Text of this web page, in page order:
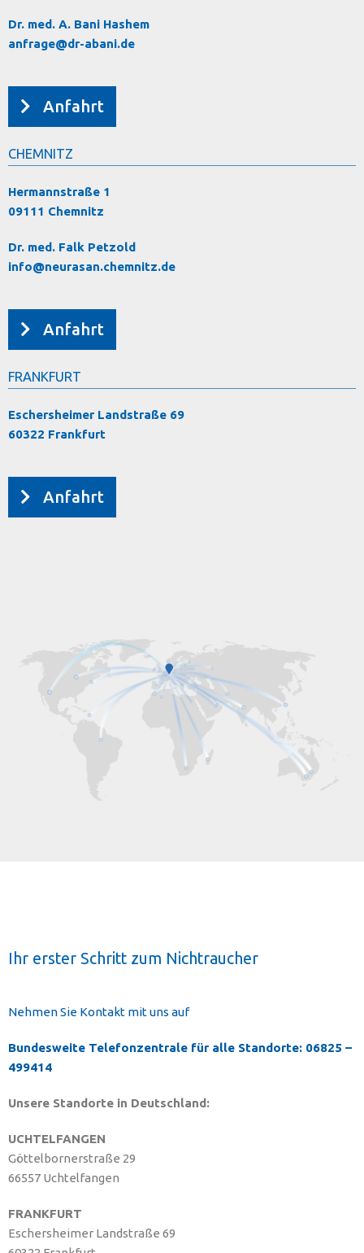
Dr. med. A. Bani Hashem
anfrage@dr-abani.de
Anfahrt
CHEMNITZ
Hermannstraße 1
09111 Chemnitz
Dr. med. Falk Petzold
info@neurasan.chemnitz.de
Anfahrt
FRANKFURT
Eschersheimer Landstraße 69
60322 Frankfurt
Anfahrt
Ihr erster Schritt zum Nichtraucher
Nehmen Sie Kontakt mit uns auf
Bundesweite Telefonzentrale für alle Standorte: 06825 –
499414
Unsere Standorte in Deutschland:
UCHTELFANGEN
Göttelbornerstraße 29
66557 Uchtelfangen
FRANKFURT
Eschersheimer Landstraße 69